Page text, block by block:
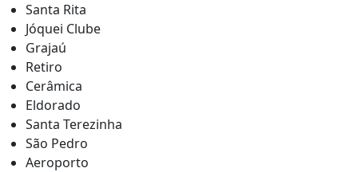
Santa Rita
Jóquei Clube
Grajaú
Retiro
Cerâmica
Eldorado
Santa Terezinha
São Pedro
Aeroporto